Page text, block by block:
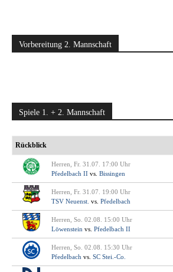
Vorbereitung 2. Mannschaft
Spiele 1. + 2. Mannschaft
Rückblick
Herren, Fr. 31.07. 17:00 Uhr
Pfedelbach II vs. Bissingen
Herren, Fr. 31.07. 19:00 Uhr
TSV Neuenst. vs. Pfedelbach
Herren, So. 02.08. 15:00 Uhr
Löwenstein vs. Pfedelbach II
Herren, So. 02.08. 15:30 Uhr
Pfedelbach vs. SC Stei.-Co.